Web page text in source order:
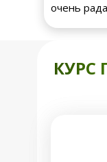
очень
КУРС